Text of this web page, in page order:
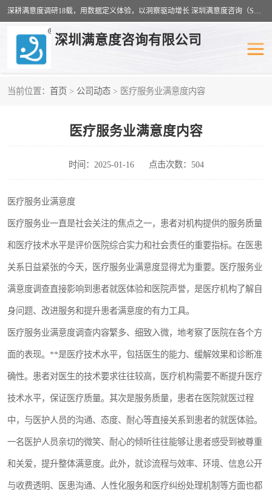
深耕满意度调研18载，用数据定义体验，以洞察驱动增长 深圳满意度咨询（SSC）：十八年专注，丈量每一份体验。
深圳满意度咨询有限公司
当前位置： 首页 > 公司动态 > 医疗服务业满意度内容
医疗服务业满意度内容
时间：2025-01-16 点击次数：504
医疗服务业满意度
医疗服务业一直是社会关注的焦点之一，患者对机构提供的服务质量
和医疗技术水平是评价医院综合实力和社会责任的重要指标。在医患
关系日益紧张的今天，医疗服务业满意度显得尤为重要。医疗服务业
满意度调查直接影响到患者就医体验和医院声誉，是医疗机构了解自
身问题、改进服务和提升患者满意度的有力工具。
医疗服务业满意度调查内容繁多、细致入微，地考察了医院在各个方
面的表现。**是医疗技术水平，包括医生的能力、缓解效果和诊断准
确性。患者对医生的技术要求往往较高，医疗机构需要不断提升医疗
技术水平，保证医疗质量。其次是服务质量，患者在医院就医过程
中，与医护人员的沟通、态度、耐心等直接关系到患者的就医体验。
一名医护人员亲切的微笑、耐心的倾听往往能够让患者感受到被尊重
和关爱，提升整体满意度。此外，就诊流程与效率、环境、信息公开
与收费透明、医患沟通、人性化服务和医疗纠纷处理机制等方面也都
客户满意度调查 医疗服务业满意度
公共事务满意度调查 餐饮业满意度调查
营商环境满意度
服务满意度调查 汽车行业满意度